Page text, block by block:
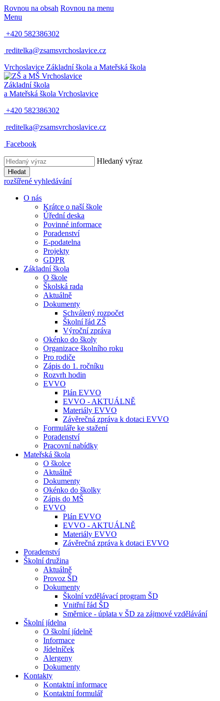
Rovnou na obsah Rovnou na menu
Menu
+420 582386302
reditelka@zsamsvrchoslavice.cz
Vrchoslavice Základní škola a Mateřská škola
Základní škola
a Mateřská škola Vrchoslavice
+420 582386302
reditelka@zsamsvrchoslavice.cz
Facebook
Hledaný výraz
Hledat
rozšířené vyhledávání
O nás
Krátce o naší škole
Úřední deska
Povinné informace
Poradenství
E-podatelna
Projekty
GDPR
Základní škola
O škole
Školská rada
Aktuálně
Dokumenty
Schválený rozpočet
Školní řád ZŠ
Výroční zpráva
Okénko do školy
Organizace školního roku
Pro rodiče
Zápis do 1. ročníku
Rozvrh hodin
EVVO
Plán EVVO
EVVO - AKTUÁLNĚ
Materiály EVVO
Závěrečná zpráva k dotaci EVVO
Formuláře ke stažení
Poradenství
Pracovní nabídky
Mateřská škola
O školce
Aktuálně
Dokumenty
Okénko do školky
Zápis do MŠ
EVVO
Plán EVVO
EVVO - AKTUÁLNĚ
Materiály EVVO
Závěrečná zpráva k dotaci EVVO
Poradenství
Školní družina
Aktuálně
Provoz ŠD
Dokumenty
Školní vzdělávací program ŠD
Vnitřní řád ŠD
Směrnice - úplata v ŠD za zájmové vzdělávání
Školní jídelna
O školní jídelně
Informace
Jídelníček
Alergeny
Dokumenty
Kontakty
Kontaktní informace
Kontaktní formulář